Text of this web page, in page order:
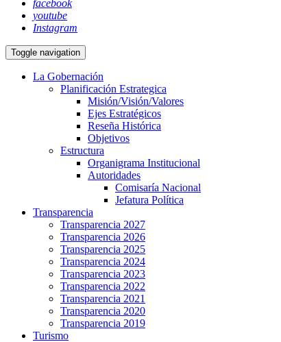
facebook
youtube
Instagram
Toggle navigation
La Gobernación
Planificación Estrategica
Misión/Visión/Valores
Ejes Estratégicos
Reseña Histórica
Objetivos
Estructura
Organigrama Institucional
Autoridades
Comisaría Nacional
Jefatura Política
Transparencia
Transparencia 2027
Transparencia 2026
Transparencia 2025
Transparencia 2024
Transparencia 2023
Transparencia 2022
Transparencia 2021
Transparencia 2020
Transparencia 2019
Turismo